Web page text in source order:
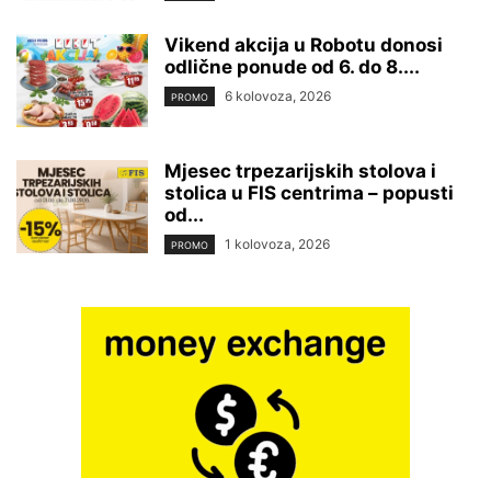
Vikend akcija u Robotu donosi
odlične ponude od 6. do 8....
PROMO 6 kolovoza, 2026
Mjesec trpezarijskih stolova i
stolica u FIS centrima – popusti
od...
PROMO 1 kolovoza, 2026